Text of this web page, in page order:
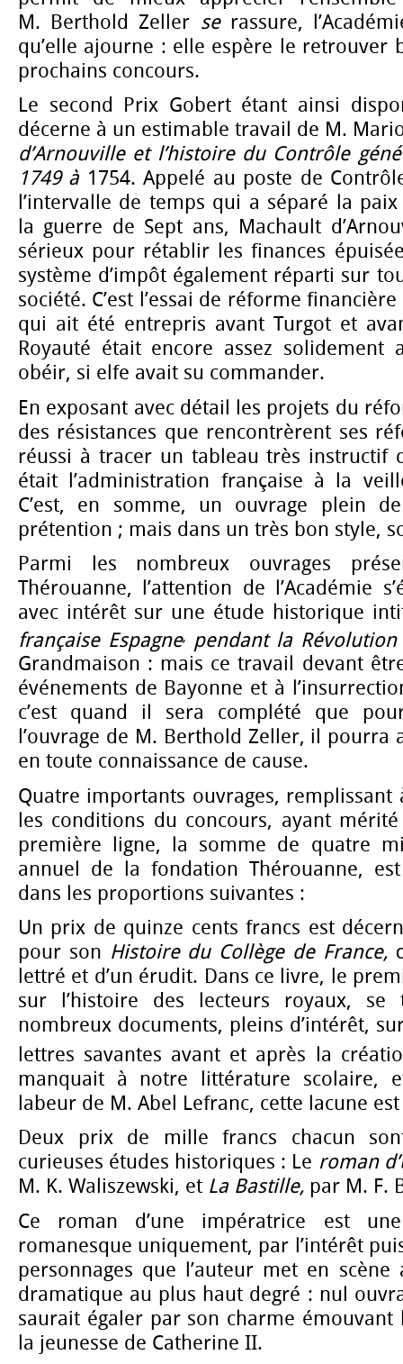
M. Berthold Zeller serassure,
qu’elle ajourne : elle espère le retrouver
prochains concours.
Le second Prix Gobert étant ainsi
décerne à un estimable travail de M.
d’Arnouville et l’histoire du Contrôle
1749 à1754. Appelé au poste de
l’intervalle de temps qui a séparé la paix
la guerre de Sept ans, Machault
sérieux pour rétablir les finances
système d’impôt également réparti sur
société. C’est l’essai de réforme
qui ait été entrepris avant Turgot et
Royauté était encore assez solidement
obéir, si elfe avait su commander.
En exposant avec détail les projets du
des résistances que rencontrèrent ses
réussi à tracer un tableau très instructif
était l’administration française à la
C’est, en somme, un ouvrage plein
prétention ; mais dans un très bon style,
Parmi les nombreux ouvrages
Thérouanne, l’attention de l’Académie
avec intérêt sur une étude historique
française Espagne, pendant la Révolution
Grandmaison : mais ce travail devant
événements de Bayonne et à
c’est quand il sera complété que
l’ouvrage de M. Berthold Zeller, il pourra
en toute connaissance de cause.
Quatre importants ouvrages, remplissant
les conditions du concours, ayant
première ligne, la somme de quatre
annuel de la fondation Thérouanne,
dans les proportions suivantes :
Un prix de quinze cents francs est
pour son Histoire du Collège de France,
lettré et d’un érudit. Dans ce livre, le
sur l’histoire des lecteurs royaux, se
nombreux documents, pleins d’intérêt,
lettres savantes avant et après la
manquait à notre littérature scolaire,
labeur de M. Abel Lefranc, cette lacune
Deux prix de mille francs chacun
curieuses études historiques : Le roman
M. K. Waliszewski, et La Bastille, par M. F.
Ce roman d’une impératrice est
romanesque uniquement, par l’intérêt
personnages que l’auteur met en
dramatique au plus haut degré : nul
saurait égaler par son charme
la jeunesse de Catherine II.